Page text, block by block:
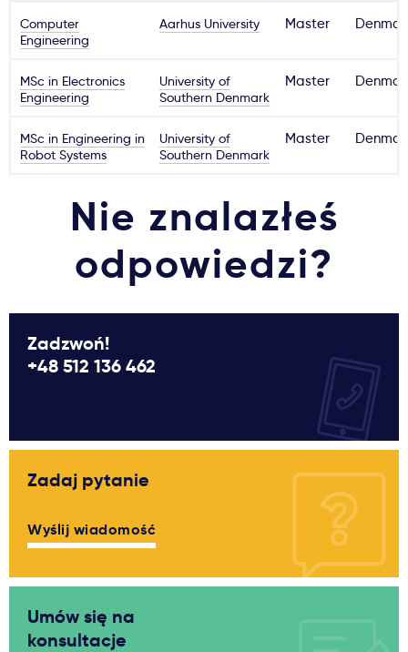
Computer
Engineering
Aarhus University Master
MSc in Electronics
Engineering
University of
Southern Denmark
Master
MSc in Engineering in
Robot Systems
University of
Southern Denmark
Master
Nie znalazłeś
odpowiedzi?
Zadzwoń!
+48 512 136 462
Zadaj pytanie
Wyślij wiadomość
Umów się na
konsultacje